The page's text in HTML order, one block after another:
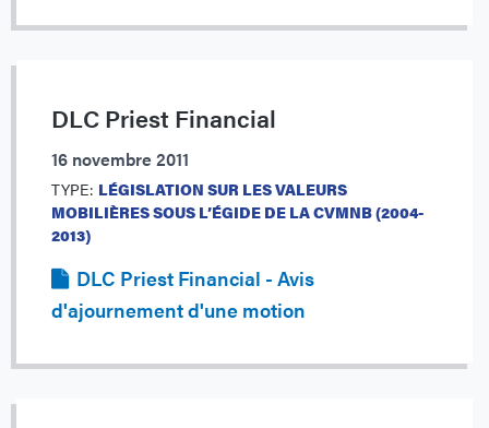
DLC Priest Financial
16 novembre 2011
TYPE: LÉGISLATION SUR LES VALEURS
MOBILIÈRES SOUS L’ÉGIDE DE LA CVMNB (2004-
2013)
DLC Priest Financial - Avis
d'ajournement d'une motion